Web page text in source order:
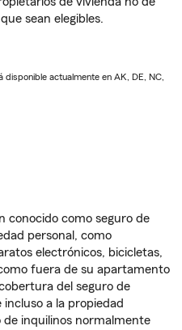
sean elegibles.
actualmente en AK, DE, NC,
conocido como seguro de
personal, como
electrónicos, bicicletas,
fuera de su apartamento
del seguro de
a la propiedad
de inquilinos normalmente